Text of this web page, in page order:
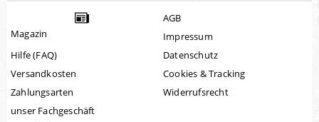
Magazin
Hilfe (FAQ)
Versandkosten
Zahlungsarten
unser Fachgeschäft
AGB
Impressum
Datenschutz
Cookies & Tracking
Widerrufsrecht